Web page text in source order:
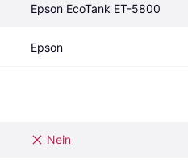
Epson EcoTank ET-5800
Epson
Nein